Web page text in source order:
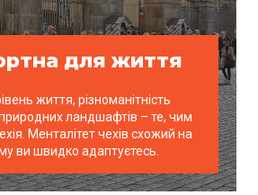
для життя
життя, різноманітність
природних ландшафтів – те, чим
Менталітет чехів схожий на
ви швидко адаптуєтесь.